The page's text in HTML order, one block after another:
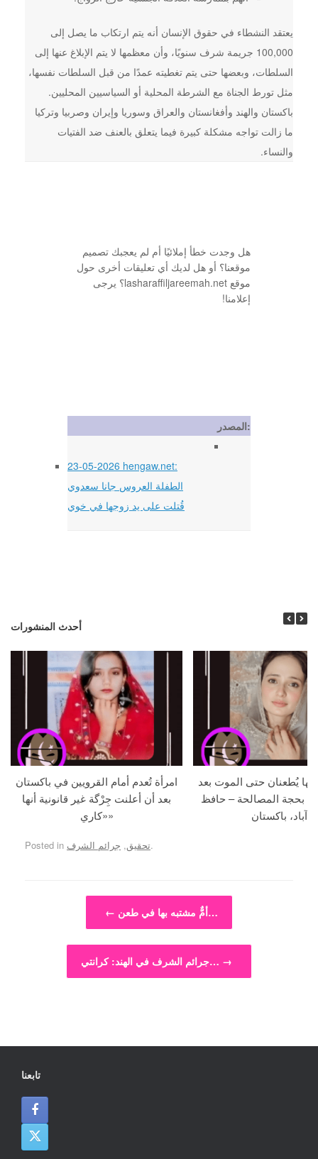
يعتقد النشطاء في حقوق الإنسان أنه يتم ارتكاب ما يصل إلى
100,000 جريمة شرف سنويًا، وأن معظمها لا يتم الإبلاغ عنها إلى
السلطات، وبعضها حتى يتم تغطيته عمدًا من قبل السلطات نفسها،
مثل تورط الجناة مع الشرطة المحلية أو السياسيين المحليين.
باكستان والهند وأفغانستان والعراق وسوريا وإيران وصربيا وتركيا
ما زالت تواجه مشكلة كبيرة فيما يتعلق بالعنف ضد الفتيات
والنساء.
هل وجدت خطأ إملائيًا أم لم يعجبك تصميم
موقعنا؟ أو هل لديك أي تعليقات أخرى حول
موقع lasharaffiljareemah.net؟ يرجى
إعلامنا!
المصدر:
23-05-2026 hengaw.net:
الطفلة العروس جانا سعدوي
قُتلت على يد زوجها في خوي
أحدث المنشورات
امرأة تُعدم أمام القرويين في باكستان
بعد أن أعلنت جِرْگة غير قانونية أنها
«كاري»
يُطعنان حتى الموت بعد
بحجة المصالحة – حافظ
آباد، باكستان
Posted in تحقيق, جرائم الشرف .
Post navigation
← أمٌّ مشتبه بها في طعن…
جرائم الشرف في الهند: كرانتي… →
تابعنا